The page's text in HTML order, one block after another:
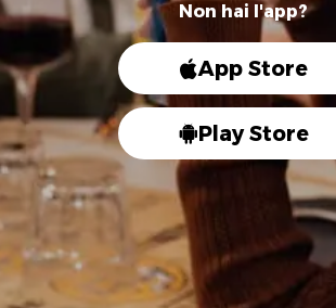
Non hai l'app?
App Store
Play Store